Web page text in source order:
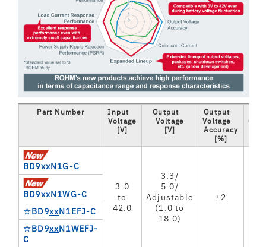
Part Number
Input
Voltage
[V]
Output
Voltage
[V]
Output
Voltage
Accuracy
[%]
BD9xxN1G-C
3.0
to
42.0
3.3/
5.0/
Adjustable
(1.0 to
18.0)
±2
BD9xxN1WG-C
☆BD9xxN1EFJ-C
☆BD9xxN1WEFJ-
C